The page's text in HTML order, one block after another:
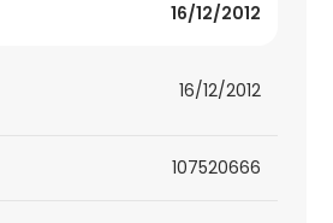
16/12/2012
16/12/2012
107520666